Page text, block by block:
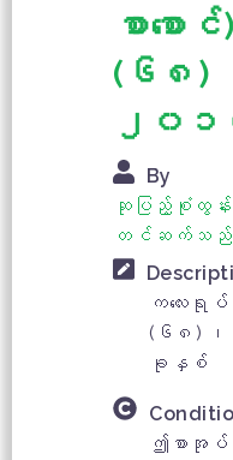
စာစေ
(၆၈)
၂၀
By
ဆုပြည့်စုံထွန်
တင်ဆက်သည်
ကလေးရု
(၆၈) ၊
ခုနှစ်
ဤစာအုပ်